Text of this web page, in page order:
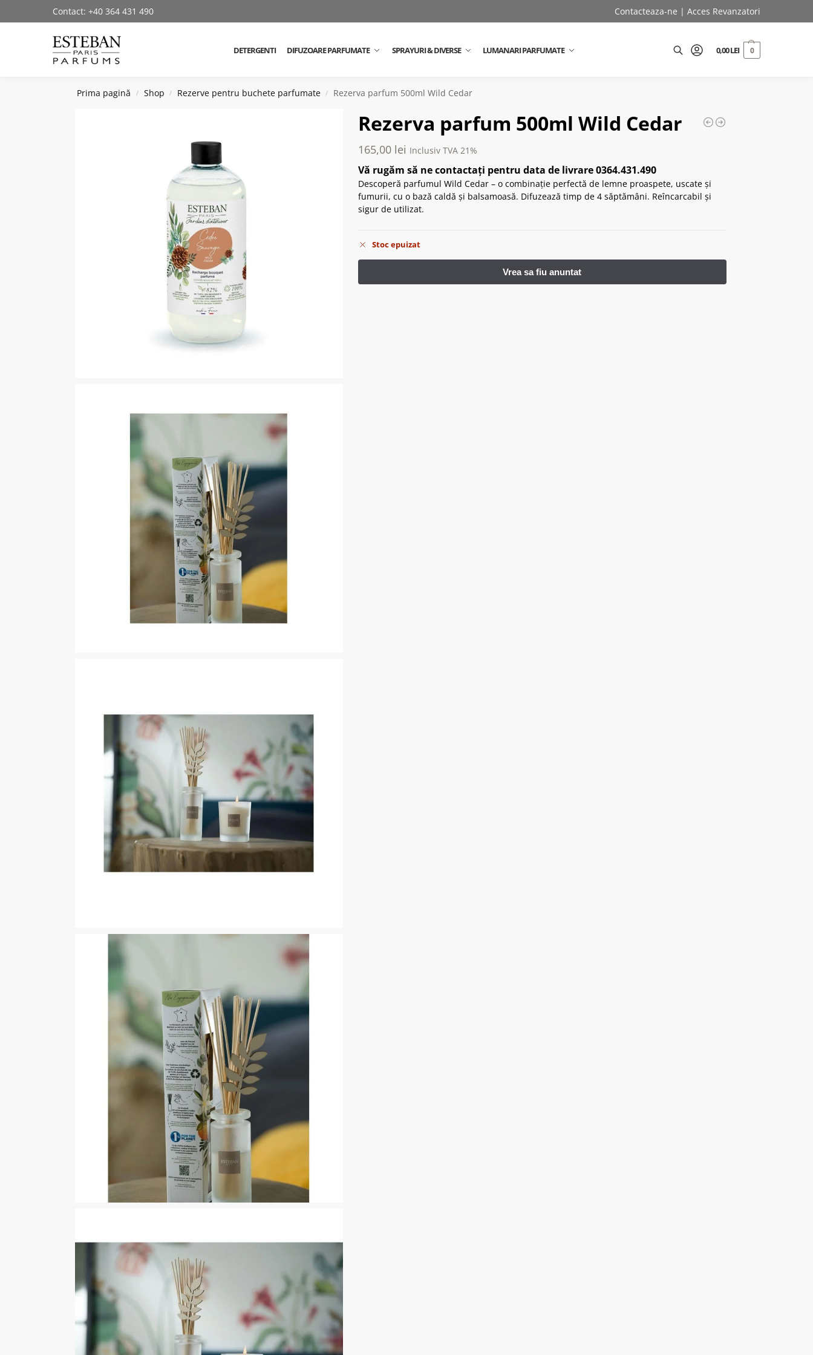
Contact: +40 364 431 490 Contacteaza-ne | Acces Revanzatori
DETERGENTI DIFUZOARE PARFUMATE SPRAYURI & DIVERSE LUMANARI PARFUMATE
Cautare produse
0,00LEI 0
Prima pagină / Shop / Rezerve pentru buchete parfumate / Rezerva parfum 500ml Wild Cedar
Rezerva parfum 500ml Wild Cedar
165,00 lei Inclusiv TVA 21%
Vă rugăm să ne contactați pentru data de livrare 0364.431.490
Descoperă parfumul Wild Cedar – o combinație perfectă de lemne proaspete, uscate și
fumurii, cu o bază caldă și balsamoasă. Difuzează timp de 4 săptămâni. Reîncarcabil și
sigur de utilizat.
Stoc epuizat